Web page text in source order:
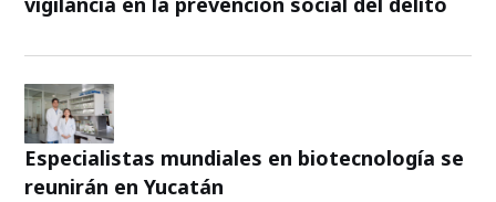
Especialistas mundiales en biotecnología se
reunirán en Yucatán